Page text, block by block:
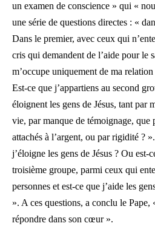
un examen de conscience » qui «
une série de questions directes : «
Dans le premier, avec ceux qui
cris qui demandent de l’aide pour le
m’occupe uniquement de ma
Est-ce que j’appartiens au second
éloignent les gens de Jésus, tant par
vie, par manque de témoignage, que
attachés à l’argent, ou par rigidité ?
j’éloigne les gens de Jésus ? Ou est-
troisième groupe, parmi ceux qui
personnes et est-ce que j’aide les
». A ces questions, a conclu le Pape,
répondre dans son cœur ».